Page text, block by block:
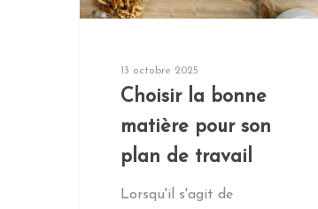
Hit enter to search or ESC to close
13 octobre 2025
Choisir la bonne
matière pour son
plan de travail
Lorsqu'il s'agit de